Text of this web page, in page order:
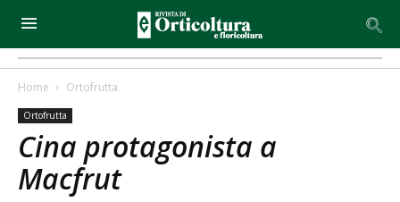
Home Ortofrutta
Ortofrutta
Cina protagonista a
Macfrut